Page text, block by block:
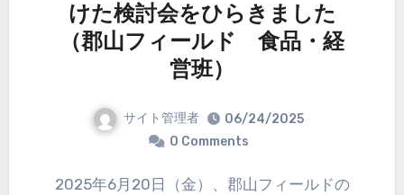
けた検討会をひらきました
（郡山フィールド 食品・経
営班）
サイト管理者
06/24/2025
0 Comments
2025年6月20日（金）、郡山フィールドの